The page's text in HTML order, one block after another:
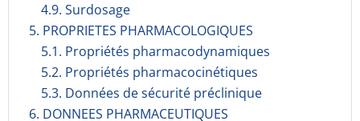
4.9. Surdosage
5. PROPRIETES PHARMACOLOGIQUES
5.1. Propriétés pharmacodynami­ques
5.2. Propriétés pharmacocinéti­ques
5.3. Données de sécurité préclinique
6. DONNEES PHARMACEUTIQUES